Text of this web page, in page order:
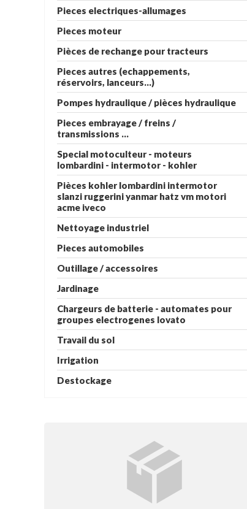
Pieces electriques-allumages
Pieces moteur
Pièces de rechange pour tracteurs
Pieces autres (echappements,
réservoirs, lanceurs...)
Pompes hydraulique / pièces hydraulique
Pieces embrayage / freins /
transmissions ...
Special motoculteur - moteurs
lombardini - intermotor - kohler
Pièces kohler lombardini intermotor
slanzi ruggerini yanmar hatz vm motori
acme iveco
Nettoyage industriel
Pieces automobiles
Outillage / accessoires
Jardinage
Chargeurs de batterie - automates pour
groupes electrogenes lovato
Travail du sol
Irrigation
Destockage